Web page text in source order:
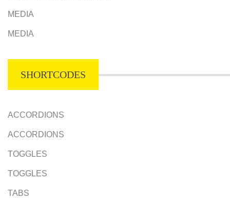
MEDIA
MEDIA
SHORTCODES
ACCORDIONS
ACCORDIONS
TOGGLES
TOGGLES
TABS